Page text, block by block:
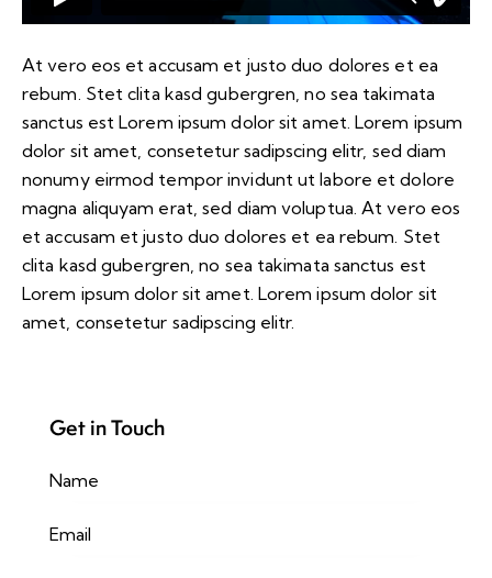
At vero eos et accusam et justo duo dolores et ea
rebum. Stet clita kasd gubergren, no sea takimata
sanctus est Lorem ipsum dolor sit amet. Lorem ipsum
dolor sit amet, consetetur sadipscing elitr, sed diam
nonumy eirmod tempor invidunt ut labore et dolore
magna aliquyam erat, sed diam voluptua. At vero eos
et accusam et justo duo dolores et ea rebum. Stet
clita kasd gubergren, no sea takimata sanctus est
Lorem ipsum dolor sit amet. Lorem ipsum dolor sit
amet, consetetur sadipscing elitr.
Get in Touch